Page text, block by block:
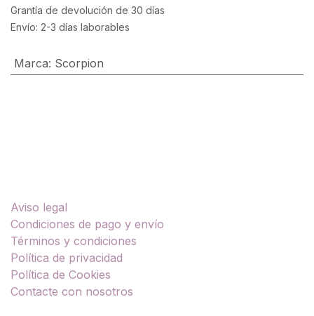
Grantía de devolución de 30 días
Envío: 2-3 días laborables
Marca: Scorpion
Aviso legal
Condiciones de pago y envío
Términos y condiciones
Política de privacidad
Política de Cookies
Contacte con nosotros